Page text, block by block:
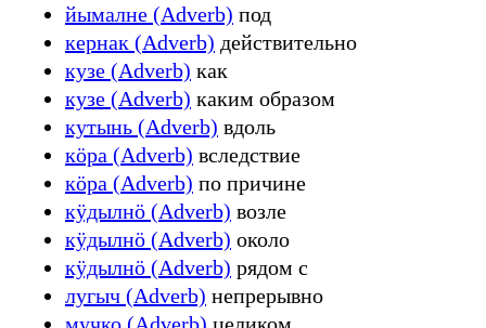
йымалне (Adverb) под
кернак (Adverb) действительно
кузе (Adverb) как
кузе (Adverb) каким образом
кутынь (Adverb) вдоль
кӧра (Adverb) вследствие
кӧра (Adverb) по причине
кӱдылнӧ (Adverb) возле
кӱдылнӧ (Adverb) около
кӱдылнӧ (Adverb) рядом с
лугыч (Adverb) непрерывно
мучко (Adverb) целиком